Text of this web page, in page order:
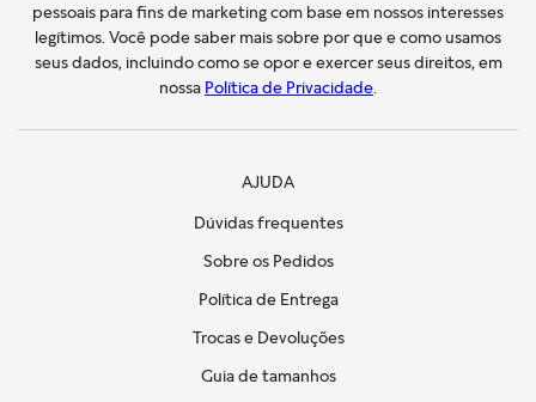
pessoais para fins de marketing com base em nossos interesses
legítimos. Você pode saber mais sobre por que e como usamos
seus dados, incluindo como se opor e exercer seus direitos, em
nossa Política de Privacidade
AJUDA
Dúvidas frequentes
Sobre os Pedidos
Política de Entrega
Trocas e Devoluções
Guia de tamanhos